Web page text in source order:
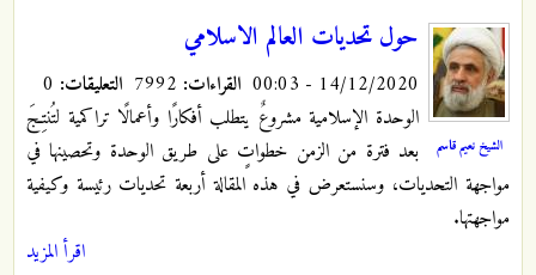
الشيخ نعيم قاسم
حول تحديات العالم الاسلامي
14/12/2020 - 00:03 القراءات: التعليقات:
الوحدة الإسلامية مشروعٌ يتطلب أفكارًا وأعمالًا تراكمية لتُنتِجَ
بعد فترة من الزمن خطواتٍ على طريق الوحدة وتحصينها في
مواجهة التحديات، وسنستعرض في هذه المقالة أربعة تحديات رئيسة وكيفية
مواجهتها.
اقرأ المزيد